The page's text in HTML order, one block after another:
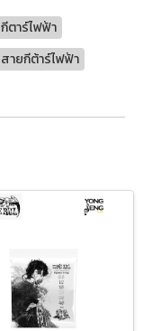
กีตาร์ไฟฟ้า
สายกีต้าร์ไฟฟ้า